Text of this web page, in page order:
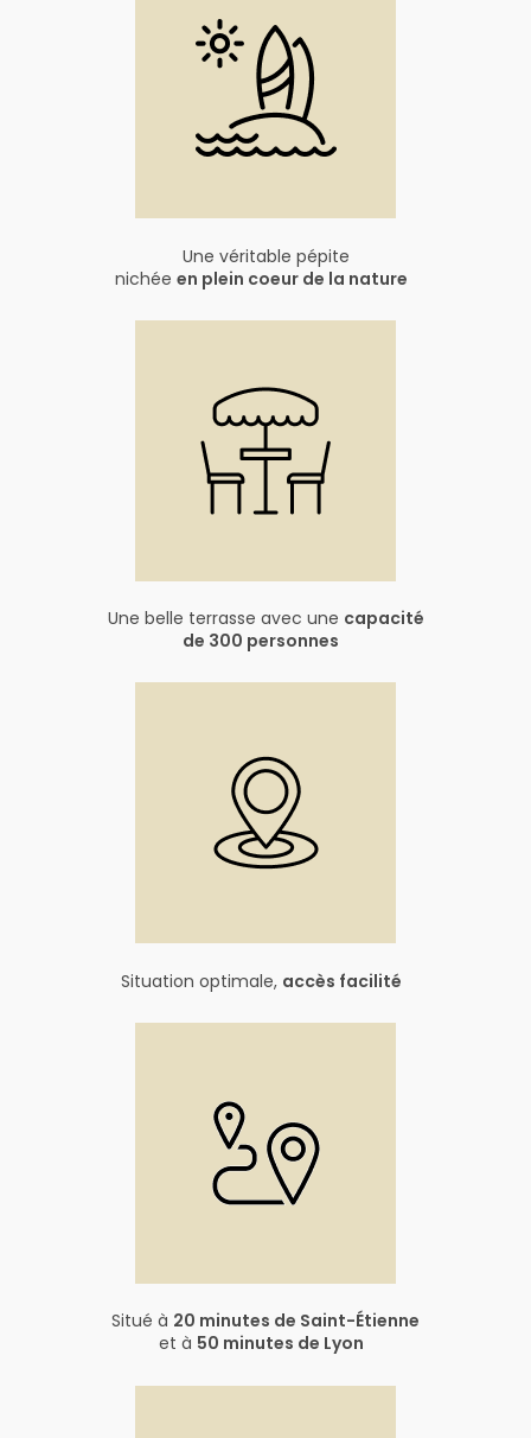
Une véritable pépite
nichée en plein coeur de la nature
Une belle terrasse avec une capacité
de 300 personnes
Situation optimale, accès facilité
Situé à 20 minutes de Saint-Étienne
et à 50 minutes de Lyon